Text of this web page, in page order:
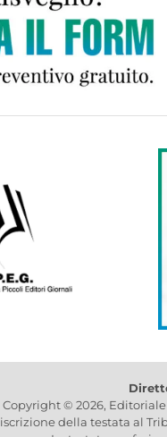
Copyright © 2026, Editoriale
iscrizione della testata al